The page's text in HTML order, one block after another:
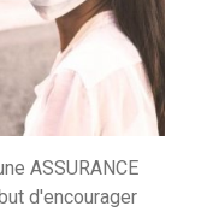
ASSURANCE
d'encourager